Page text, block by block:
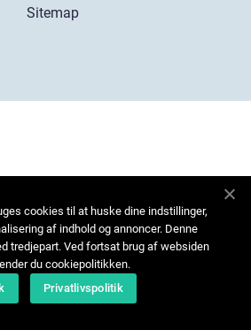
Sitemap
cookies til at huske dine indstillinger,
af indhold og annoncer. Denne
tredjepart. Ved fortsat brug af websiden
du cookiepolitikken.
Privatlivspolitik